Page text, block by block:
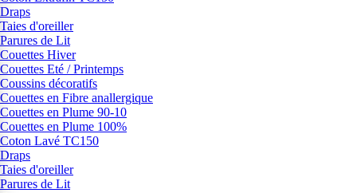
Draps
Taies d'oreiller
Parures de Lit
Couettes Hiver
Couettes Eté / Printemps
Coussins décoratifs
Couettes en Fibre anallergique
Couettes en Plume 90-10
Couettes en Plume 100%
Coton Lavé TC150
Draps
Taies d'oreiller
Parures de Lit